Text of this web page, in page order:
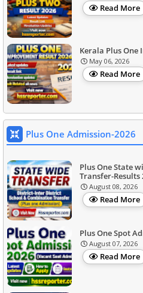
Read More
Kerala Plus One
May 06, 2026
Read More
Plus One Admission-2026
Plus One State
Transfer-Results
August 08, 2026
Read More
Plus One Spot
August 07, 2026
Read More